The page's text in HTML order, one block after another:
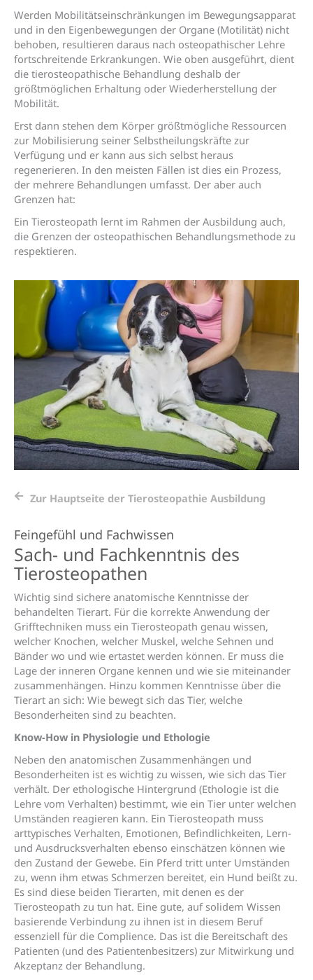
Werden Mobilitätseinschränkungen im Bewegungsapparat
und in den Eigenbewegungen der Organe (Motilität) nicht
behoben, resultieren daraus nach osteopathischer Lehre
fortschreitende Erkrankungen. Wie oben ausgeführt, dient
die tierosteopathische Behandlung deshalb der
größtmöglichen Erhaltung oder Wiederherstellung der
Mobilität.
Erst dann stehen dem Körper größtmögliche Ressourcen
zur Mobilisierung seiner Selbstheilungskräfte zur
Verfügung und er kann aus sich selbst heraus
regenerieren. In den meisten Fällen ist dies ein Prozess,
der mehrere Behandlungen umfasst. Der aber auch
Grenzen hat:
Ein Tierosteopath lernt im Rahmen der Ausbildung auch,
die Grenzen der osteopathischen Behandlungsmethode zu
respektieren.
Zur Hauptseite der Tierosteopathie Ausbildung
Feingefühl und Fachwissen
Sach- und Fachkenntnis des
Tierosteopathen
Wichtig sind sichere anatomische Kenntnisse der
behandelten Tierart. Für die korrekte Anwendung der
Grifftechniken muss ein Tierosteopath genau wissen,
welcher Knochen, welcher Muskel, welche Sehnen und
Bänder wo und wie ertastet werden können. Er muss die
Lage der inneren Organe kennen und wie sie miteinander
zusammenhängen. Hinzu kommen Kenntnisse über die
Tierart an sich: Wie bewegt sich das Tier, welche
Besonderheiten sind zu beachten.
Know-How in Physiologie und Ethologie
Neben den anatomischen Zusammenhängen und
Besonderheiten ist es wichtig zu wissen, wie sich das Tier
verhält. Der ethologische Hintergrund (Ethologie ist die
Lehre vom Verhalten) bestimmt, wie ein Tier unter welchen
Umständen reagieren kann. Ein Tierosteopath muss
arttypisches Verhalten, Emotionen, Befindlichkeiten, Lern-
und Ausdrucksverhalten ebenso einschätzen können wie
den Zustand der Gewebe. Ein Pferd tritt unter Umständen
zu, wenn ihm etwas Schmerzen bereitet, ein Hund beißt zu.
Es sind diese beiden Tierarten, mit denen es der
Tierosteopath zu tun hat. Eine gute, auf solidem Wissen
basierende Verbindung zu ihnen ist in diesem Beruf
essenziell für die Complience. Das ist die Bereitschaft des
Patienten (und des Patientenbesitzers) zur Mitwirkung und
Akzeptanz der Behandlung.